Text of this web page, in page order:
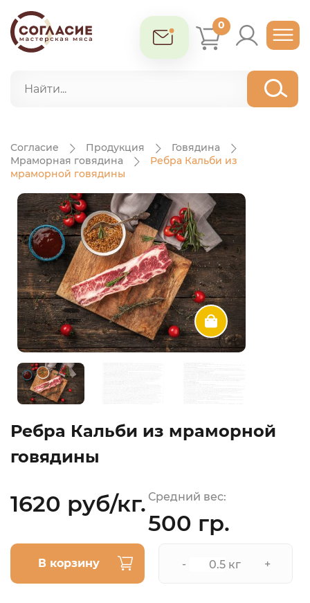
0
Согласие Продукция
Говядина
Мраморная говядина
Ребра Кальби из
мраморной говядины
Ребра Кальби из мраморной
говядины
1620 руб/кг. Средний вес:
500 гр.
В корзину - кг +